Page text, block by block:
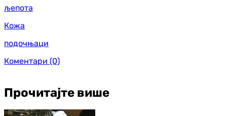
љепота
Кожа
подочњаци
Коментари (0)
Прочитајте више